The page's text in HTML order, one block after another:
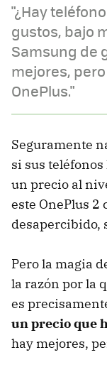
"¿Hay
gustos, bajo
Samsung de
mejores,
OnePlus."
Seguramente
si sus
un precio al
este OnePlus 2
desapercibido,
Pero la magia
la razón por la
es
un precio que
hay mejores,